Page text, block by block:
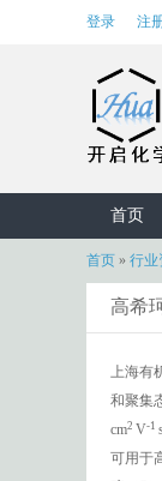
登录 注
首页
首页 » 行业
高希
上海有
和聚集
cm2 V-1
可用于